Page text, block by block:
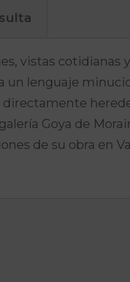
vistas cotidianas
un lenguaje
Goya de
de su obra en